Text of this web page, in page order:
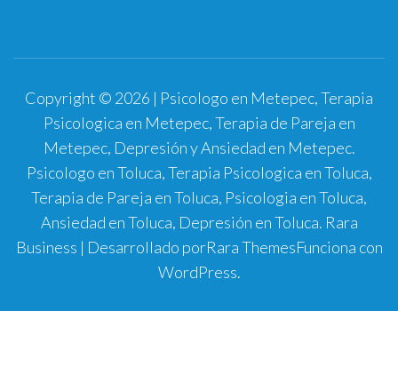
Copyright © 2026 | Psicologo en Metepec, Terapia
Psicologica en Metepec, Terapia de Pareja en
Metepec, Depresión y Ansiedad en Metepec.
Psicologo en Toluca, Terapia Psicologica en Toluca,
Terapia de Pareja en Toluca, Psicologia en Toluca,
Ansiedad en Toluca, Depresión en Toluca. Rara
Business | Desarrollado porRara ThemesFunciona con
WordPress.